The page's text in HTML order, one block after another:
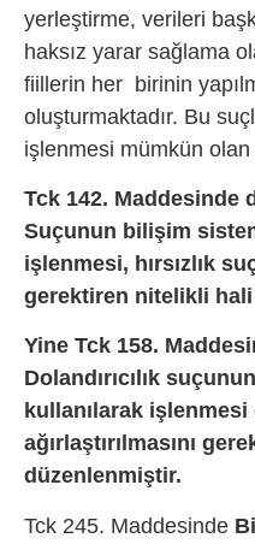
yerleştirme, verileri
haksız yarar sağlama
fiillerin her birinin
oluşturmaktadır. Bu
işlenmesi mümkün olan
Tck 142. Maddesinde
Suçunun bilişim
işlenmesi, hırsızlık
gerektiren nitelikli
Yine Tck 158.
Dolandırıcılık
kullanılarak işlenmesi
ağırlaştırılmasını
düzenlenmiştir.
Tck 245. Maddesinde